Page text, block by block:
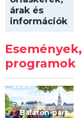
árak és
információk
Események,
programok
Kilóméterek
2026
2026.
augusztus 22
– 23.
Balaton-part